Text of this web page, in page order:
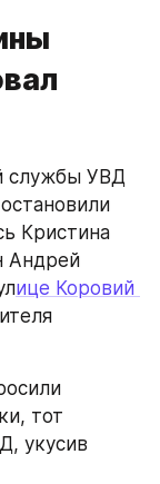
службы УВД
Кристина
Андрей
ице Коровий
тот
укусив